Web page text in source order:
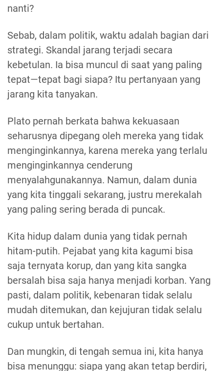
nanti?
Sebab, dalam politik, waktu adalah bagian dari
strategi. Skandal jarang terjadi secara
kebetulan. Ia bisa muncul di saat yang paling
tepat—tepat bagi siapa? Itu pertanyaan yang
jarang kita tanyakan.
Plato pernah berkata bahwa kekuasaan
seharusnya dipegang oleh mereka yang tidak
menginginkannya, karena mereka yang terlalu
menginginkannya cenderung
menyalahgunakannya. Namun, dalam dunia
yang kita tinggali sekarang, justru merekalah
yang paling sering berada di puncak.
Kita hidup dalam dunia yang tidak pernah
hitam-putih. Pejabat yang kita kagumi bisa
saja ternyata korup, dan yang kita sangka
bersalah bisa saja hanya menjadi korban. Yang
pasti, dalam politik, kebenaran tidak selalu
mudah ditemukan, dan kejujuran tidak selalu
cukup untuk bertahan.
Dan mungkin, di tengah semua ini, kita hanya
bisa menunggu: siapa yang akan tetap berdiri,